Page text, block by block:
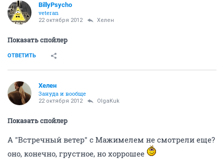
BillyPsycho
veteran
22 октября 2012 Хелен
Показать спойлер
ОТВЕТИТЬ
Хелен
Зануда и вообще
22 октября 2012 OlgaKuk
Показать спойлер
А "Встречный ветер" с Мажимелем не смотрели еще?
оно, конечно, грустное, но хоррошее